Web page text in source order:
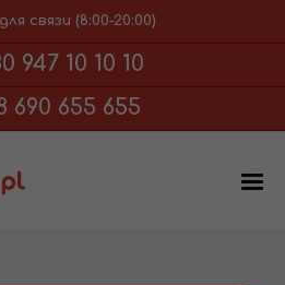
связи (8:00-20:00)
947 10 10 10
690 655 655